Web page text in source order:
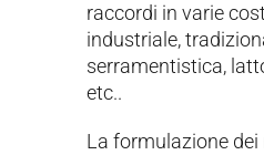
raccordi in varie
industriale,
serramentistica,
etc..
La formulazione